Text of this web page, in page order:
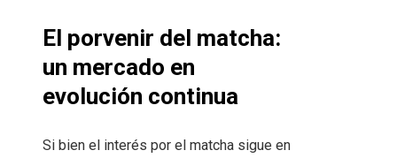
El porvenir del matcha:
un mercado en
evolución continua
Si bien el interés por el matcha sigue en